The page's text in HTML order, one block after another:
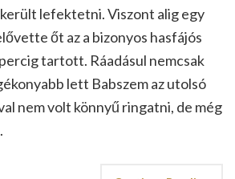
lefektetni. Viszont alig egy
őt az a bizonyos hasfájós
tartott. Ráadásul nemcsak
lett Babszem az utolsó
nem volt könnyű ringatni, de még